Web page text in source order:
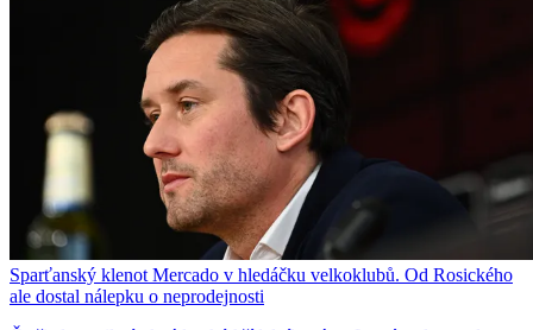
Sparťanský klenot Mercado v hledáčku velkoklubů. Od Rosického
ale dostal nálepku o neprodejnosti